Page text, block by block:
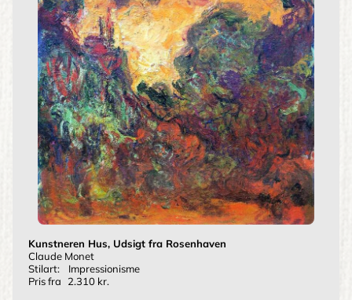
Kunstneren Hus, Udsigt fra Rosenhaven
Claude Monet
Stilart:
Impressionisme
Pris fra
2.310 kr.